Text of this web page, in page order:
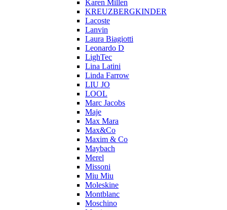
Karen Millen
KREUZBERGKINDER
Lacoste
Lanvin
Laura Biagiotti
Leonardo D
LighTec
Lina Latini
Linda Farrow
LIU JO
LOOL
Marc Jacobs
Maje
Max Mara
Max&Co
Maxim & Co
Maybach
Merel
Missoni
Miu Miu
Moleskine
Montblanc
Moschino